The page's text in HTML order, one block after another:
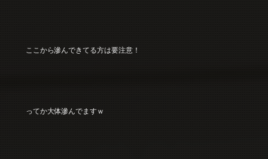
ここから滲んできてる方は要注意！
ってか大体滲んでますｗ